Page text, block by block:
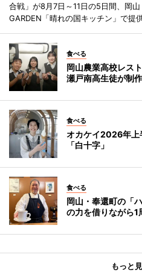
合戦」が8月7日～11日の5日間、岡
GARDEN「晴れの国キッチン」で提
食べる
岡山農業高校レス
瀬戸南高生徒が制作
食べる
オカケイ2026年上
「白十字」
食べる
岡山・奉還町の「
の力を借りながら1
もっと